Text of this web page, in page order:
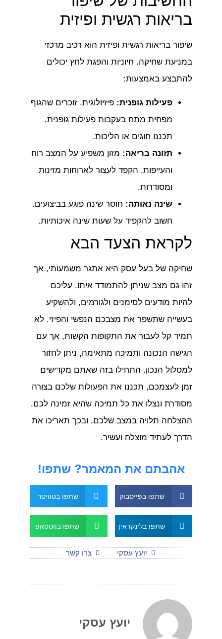
בריאות רגשית ופיזית
שיפור בריאות רגשית ופיזית הוא רכיב מרכזי
במניעת שחיקה. חיוניות והפגת לחץ יכולים
להתבצע באמצעות:
פעילות גופנית: פיזיולוגית, זוכרים שהגוף
מפחית מתח בעקבות פעילות גופנית,
תכננו חוגים או הליכות.
תזונה בריאה: מזון משפיע על המצב רוח
והעייפות. הקפד לעצור לארוחות מזינות
ומסודרות.
שינה נאותה: חוסר שינה פוגע בביצועים.
חשוב להקפיד על שעות שינה איכותיות.
לקראת הצעד הבא
שחיקה של בעל עסק היא אתגר משמעותי, אך
זהו גם מצב שניתן להתמודד איתו. עליכם
להיות מודעים לסימנים ולגורמים, ולהשקיע
בעשייה שתשפר את מצבכם הנפשי והפיזי. לא
תמיד קל לעבור את התקופות הקשות, אך עם
הגישה הנכונה ותמיכה מתאימה, ניתן לחזור
למסלול הנכון. התחילו בזה שאתם מקדישים
זמן לעצמכם, תכננו את הפעולות שלכם בצורה
מסודרת ונצלו את כל תמיכה שהיא זמינה לכם.
ההצלחה תלויה במצב שלכם, ובכך תאריכו את
הדרך לעתיד מוצלח ועשיר.
אהבתם את המאמר? שתפו!
שתפו בפייסבוק שתפו בטוויטר
שתפו בלינקדאין שתפו בווטסאפ
יועץ עסקי צרו קשר
יועץ עסקי